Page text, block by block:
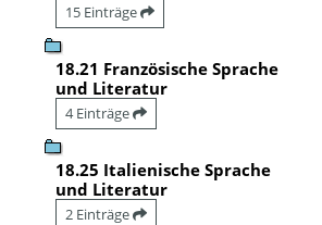
15 Einträge
18.21 Französische Sprache
und Literatur
4 Einträge
18.25 Italienische Sprache
und Literatur
2 Einträge